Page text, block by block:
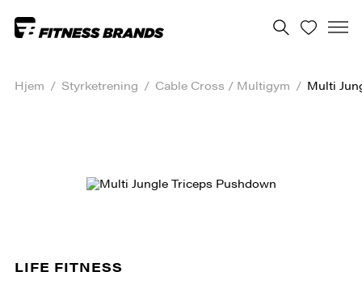
Hjem / Styrketrening / Cable Cross / Multigym / Multi
LIFE FITNESS